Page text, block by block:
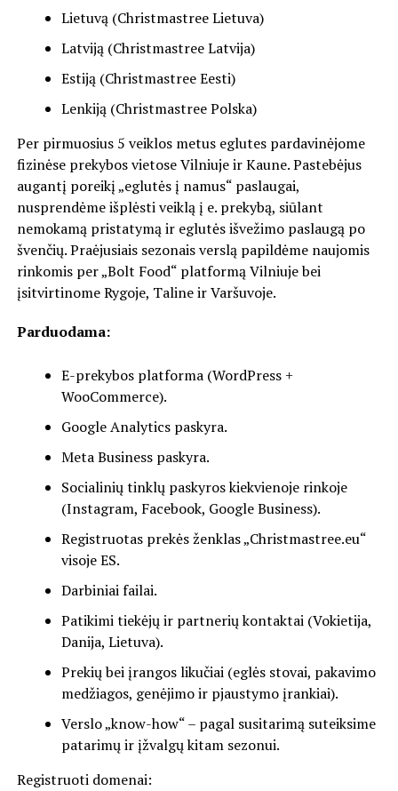
Lietuvą (Christmastree Lietuva)
Latviją (Christmastree Latvija)
Estiją (Christmastree Eesti)
Lenkiją (Christmastree Polska)
Per pirmuosius 5 veiklos metus eglutes pardavinėjome
fizinėse prekybos vietose Vilniuje ir Kaune. Pastebėjus
augantį poreikį „eglutės į namus“ paslaugai,
nusprendėme išplėsti veiklą į e. prekybą, siūlant
nemokamą pristatymą ir eglutės išvežimo paslaugą po
švenčių. Praėjusiais sezonais verslą papildėme naujomis
rinkomis per „Bolt Food“ platformą Vilniuje bei
įsitvirtinome Rygoje, Taline ir Varšuvoje.
Parduodama:
E-prekybos platforma (WordPress +
WooCommerce).
Google Analytics paskyra.
Meta Business paskyra.
Socialinių tinklų paskyros kiekvienoje rinkoje
(Instagram, Facebook, Google Business).
Registruotas prekės ženklas „Christmastree.eu“
visoje ES.
Darbiniai failai.
Patikimi tiekėjų ir partnerių kontaktai (Vokietija,
Danija, Lietuva).
Prekių bei įrangos likučiai (eglės stovai, pakavimo
medžiagos, genėjimo ir pjaustymo įrankiai).
Verslo „know-how“ – pagal susitarimą suteiksime
patarimų ir įžvalgų kitam sezonui.
Registruoti domenai: